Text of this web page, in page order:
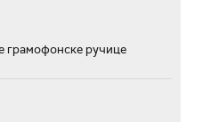
грамофонске ручице